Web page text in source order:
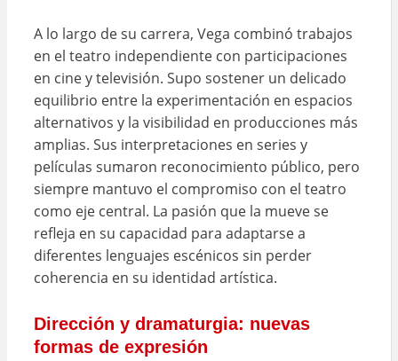
A lo largo de su carrera, Vega combinó trabajos
en el teatro independiente con participaciones
en cine y televisión. Supo sostener un delicado
equilibrio entre la experimentación en espacios
alternativos y la visibilidad en producciones más
amplias. Sus interpretaciones en series y
películas sumaron reconocimiento público, pero
siempre mantuvo el compromiso con el teatro
como eje central. La pasión que la mueve se
refleja en su capacidad para adaptarse a
diferentes lenguajes escénicos sin perder
coherencia en su identidad artística.
Dirección y dramaturgia: nuevas
formas de expresión